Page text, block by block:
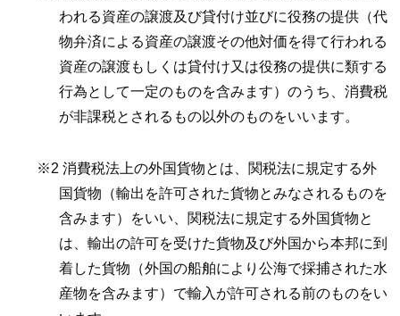
われる資産の譲渡及び貸付け並びに役務の提供（代
物弁済による資産の譲渡その他対価を得て行われる
資産の譲渡もしくは貸付け又は役務の提供に類する
行為として一定のものを含みます）のうち、消費税
が非課税とされるもの以外のものをいいます。
※2 消費税法上の外国貨物とは、関税法に規定する外
国貨物（輸出を許可された貨物とみなされるものを
含みます）をいい、関税法に規定する外国貨物と
は、輸出の許可を受けた貨物及び外国から本邦に到
着した貨物（外国の船舶により公海で採捕された水
産物を含みます）で輸入が許可される前のものをい